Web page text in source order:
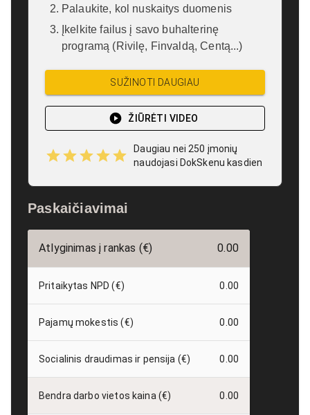
Palaukite, kol nuskaitys duomenis
Įkelkite failus į savo buhalterinę
programą (Rivilę, Finvaldą, Centą...)
SUŽINOTI DAUGIAU
ŽIŪRĖTI VIDEO
Daugiau nei 250 įmonių
naudojasi DokSkenu kasdien
Paskaičiavimai
Atlyginimas į rankas (€) 0.00
Pritaikytas NPD (€) 0.00
Pajamų mokestis (€) 0.00
Socialinis draudimas ir pensija (€) 0.00
Bendra darbo vietos kaina (€) 0.00